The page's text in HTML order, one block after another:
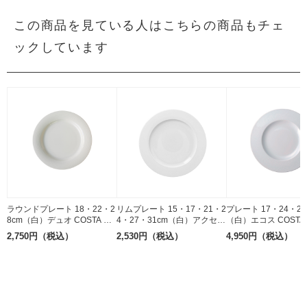
この商品を見ている人はこちらの商品もチェ
ックしています
ラウンドプレート 18・22・2
8cm（白）デュオ COSTA VE
RDE 磁器
2,750円（税込）
リムプレート 15・17・21・2
4・27・31cm（白）アクセス
RAK PORCELAIN 磁器
2,530円（税込）
プレート 17・24・
（白）エコス
磁器
4,950円（税込）